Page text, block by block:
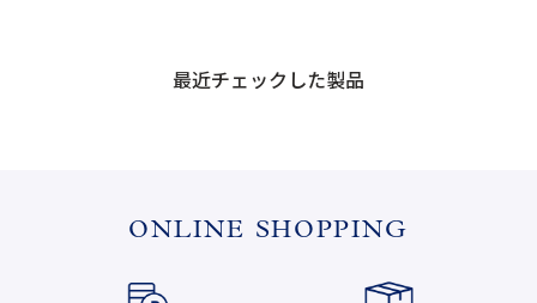
最近チェックした製品
ONLINE SHOPPING